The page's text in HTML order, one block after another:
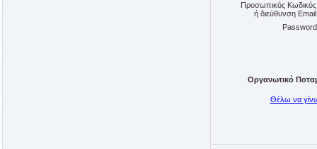
Προσωπικός Κωδικός
ή διεύθυνση Email
Οργανωτικό
Θέλω να